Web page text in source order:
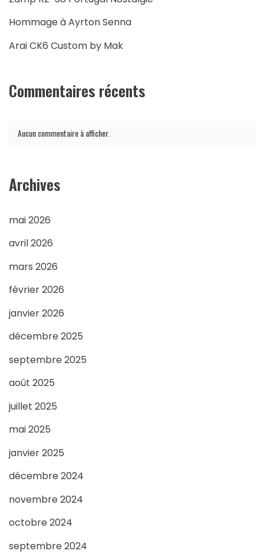
Hommage à Ayrton Senna
Arai CK6 Custom by Mak
Commentaires récents
Aucun commentaire à afficher.
Archives
mai 2026
avril 2026
mars 2026
février 2026
janvier 2026
décembre 2025
septembre 2025
août 2025
juillet 2025
mai 2025
janvier 2025
décembre 2024
novembre 2024
octobre 2024
septembre 2024